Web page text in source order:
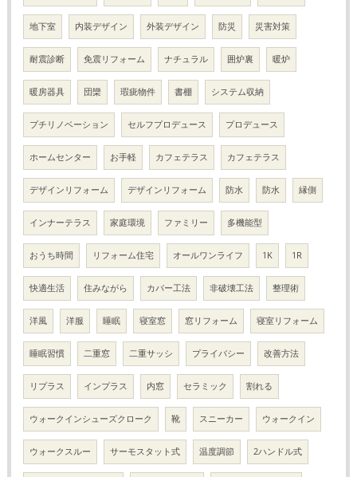
地下室 内装デザイン 外装デザイン 防災 災害対策
耐震診断 免震リフォーム ナチュラル 囲炉裏 暖炉
暖房器具 団欒 瑕疵物件 書棚 システム収納
プチリノベーション セルフプロデュース プロデュース
ホームセンター お手軽 カフェテラス カフェテラス
デザインリフォーム デザインリフォーム 防水 防水 縁側
インナーテラス 家庭環境 ファミリー 多機能型
おうち時間 リフォーム住宅 オールワンライフ 1K 1R
快適生活 住みながら カバー工法 非破壊工法 整理術
洋風 洋服 睡眠 寝室窓 窓リフォーム 寝室リフォーム
睡眠習慣 二重窓 二重サッシ プライバシー 改善方法
リプラス インプラス 内窓 セラミック 割れる
ウォークインシューズクローク 靴 スニーカー ウォークイン
ウォークスルー サーモスタット式 温度調節 2ハンドル式